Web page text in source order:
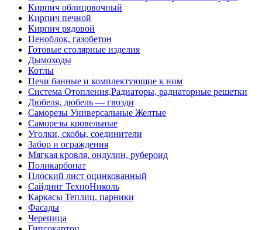
Кирпич облицовочный
Кирпич печной
Кирпич рядовой
Пеноблок, газобетон
Готовые столярные изделия
Дымоходы
Котлы
Печи банные и комплектующие к ним
Система Отопления,Радиаторы, радиаторные решетки
Дюбеля, дюбель — гвозди
Саморезы Универсальные Желтые
Саморезы кровельные
Уголки, скобы, соединители
Забор и ограждения
Мягкая кровля, ондулин, рубероид
Поликарбонат
Плоский лист оцинкованный
Сайдинг ТехноНиколь
Каркасы Теплиц, парники
Фасады
Черепица